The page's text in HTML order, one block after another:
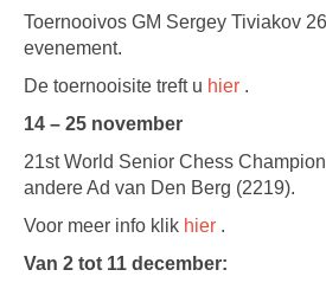
Toernooivos GM Sergey Tiviakov
evenement.
De toernooisite treft u hier .
14 – 25 november
21st World Senior Chess
andere Ad van Den Berg (2219).
Voor meer info klik hier .
Van 2 tot 11 december: